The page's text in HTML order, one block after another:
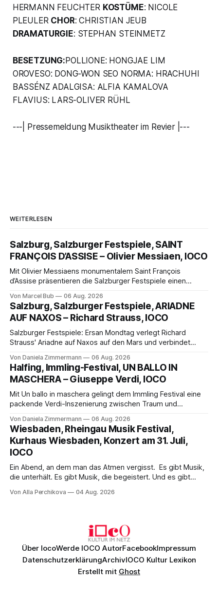
HERMANN FEUCHTER KOSTÜME: NICOLE
PLEULER CHOR: CHRISTIAN JEUB
DRAMATURGIE: STEPHAN STEINMETZ
BESETZUNG: POLLIONE: HONGJAE LIM
OROVESO: DONG-WON SEO NORMA: HRACHUHI
BASSÉNZ ADALGISA: ALFIA KAMALOVA
FLAVIUS: LARS-OLIVER RÜHL
---| Pressemeldung Musiktheater im Revier |---
WEITERLESEN
Salzburg, Salzburger Festspiele, SAINT
FRANÇOIS D’ASSISE – Olivier Messiaen, IOCO
Mit Olivier Messiaens monumentalem Saint François
d’Assise präsentieren die Salzburger Festspiele einen
eine bildgewaltige Inszenierung, Maxime Pascal entfaltet
die komplexe Partitur eindrucksvoll, Philippe Sly berührt als
Franziskus.
Von Marcel Bub 06 Aug. 2026
Salzburg, Salzburger Festspiele, ARIADNE
AUF NAXOS – Richard Strauss, IOCO
Salzburger Festspiele: Ersan Mondtag verlegt Richard
Strauss' Ariadne auf Naxos auf den Mars und verbindet
Aufführung mit starken Solisten und den Wiener
Philharmonikern, szenisch bleibt der zweite Akt jedoch
hinter den Erwartungen zurück.
Von Daniela Zimmermann 06 Aug. 2026
Halfing, Immling-Festival, UN BALLO IN
MASCHERA – Giuseppe Verdi, IOCO
Mit Un ballo in maschera gelingt dem Immling Festival eine
packende Verdi-Inszenierung zwischen Traum und
psychologische Tiefe mit starken Bildern, getragen von
einem spielfreudigen Ensemble und einer musikalisch
überzeugenden Gesamtleistung.
Von Daniela Zimmermann 06 Aug. 2026
Wiesbaden, Rheingau Musik Festival,
Kurhaus Wiesbaden, Konzert am 31. Juli,
IOCO
Ein Abend, an dem man das Atmen vergisst. Es gibt Musik,
die unterhält. Es gibt Musik, die begeistert. Und es gibt
Genau so war der Abend im Kurhaus Wiesbaden, an dem
Von Alla Perchikova 04 Aug. 2026
Über IocoWerde IOCO AutorFacebookImpressum
DatenschutzerklärungArchivIOCO Kultur Lexikon
Erstellt mit Ghost